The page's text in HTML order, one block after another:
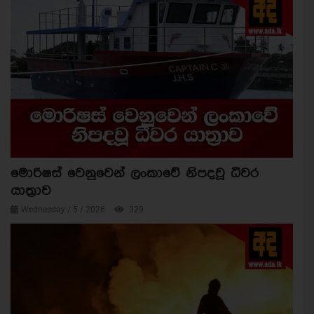
මොරිෂස් වෙනුවෙන් ලංකාවේ නිපදවූ ධීවර
යාත්‍රාව
Wednesday / 5 / 2026 329